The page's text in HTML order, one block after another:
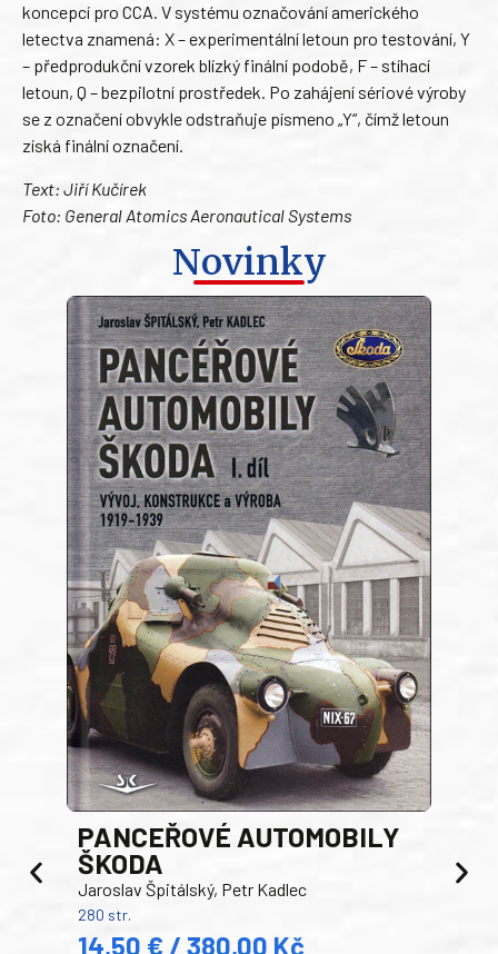
koncepcí pro CCA. V systému označování amerického
letectva znamená: X – experimentální letoun pro testování, Y
– předprodukční vzorek blízký finální podobě, F – stíhací
letoun, Q – bezpilotní prostředek. Po zahájení sériové výroby
se z označení obvykle odstraňuje písmeno „Y“, čímž letoun
získá finální označení.
Text: Jiří Kučírek
Foto: General Atomics Aeronautical Systems
Novinky
PANCEŘOVÉ AUTOMOBILY
ŠKODA
Jaroslav Špitálský, Petr Kadlec
280 str.
14,50 € / 380,00 Kč